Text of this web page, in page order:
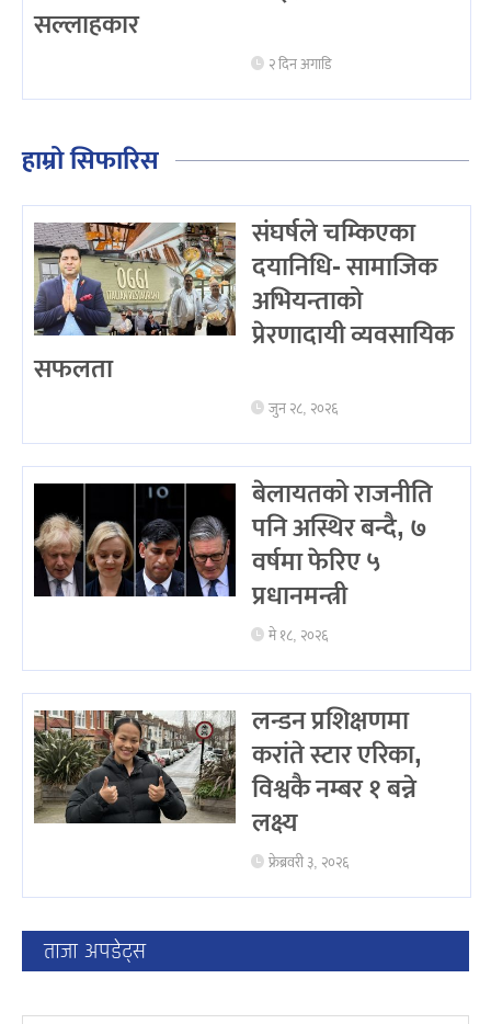
सल्लाहकार
२ दिन अगाडि
हाम्रो सिफारिस
संघर्षले चम्किएका
दयानिधि- सामाजिक
अभियन्ताको
प्रेरणादायी व्यवसायिक
सफलता
जुन २८, २०२६
बेलायतको राजनीति
पनि अस्थिर बन्दै, ७
वर्षमा फेरिए ५
प्रधानमन्त्री
मे १८, २०२६
लन्डन प्रशिक्षणमा
करांते स्टार एरिका,
विश्वकै नम्बर १ बन्ने
लक्ष्य
फ्रेब्रवरी ३, २०२६
ताजा अपडेट्स